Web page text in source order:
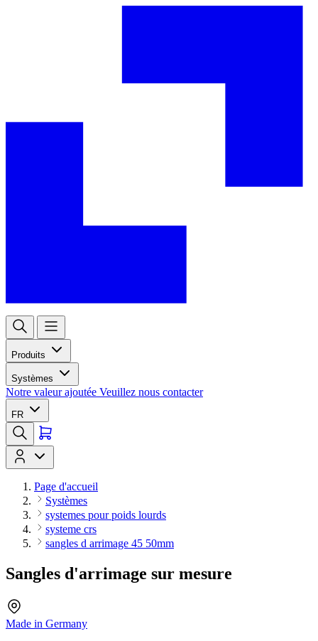
Produits
Systèmes
Notre valeur ajoutée Veuillez nous contacter
FR
Page d'accueil
Systèmes
systemes pour poids lourds
systeme crs
sangles d arrimage 45 50mm
Sangles d'arrimage sur mesure
Made in Germany